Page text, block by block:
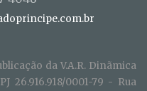
da V.A.R. Dinãmica
26.916.918/0001-79 - Rua